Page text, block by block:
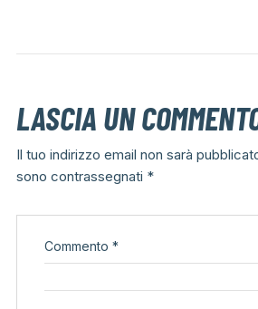
LASCIA UN
Il tuo indirizzo email non sarà
sono contrassegnati *
Commento *